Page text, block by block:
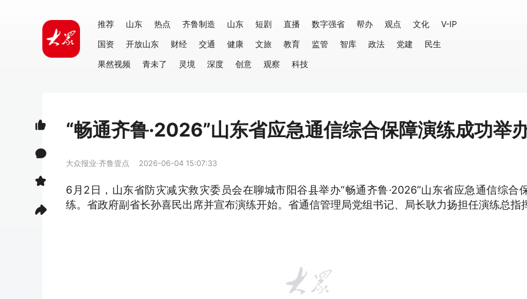
推荐 山东 热点 齐鲁制造 山东 短剧 直播 数字强省 帮办 观点 文化
V-IP
国资
开放山东 财经 交通 健康 文旅 教育 监管 智库 政法 党建
民生
果然视频
青未了 灵境 深度 创意 观察 科技
“畅通齐鲁·2026”山东省应急通信综合保障演练成功举
大众报业·齐鲁壹点 2026-06-04 15:07:33
6月2日，山东省防灾减灾救灾委员会在聊城市阳谷县举办“畅通齐鲁·2026”山东省应急通信综合
练。省政府副省长孙喜民出席并宣布演练开始。省通信管理局党组书记、局长耿力扬担任演练总指